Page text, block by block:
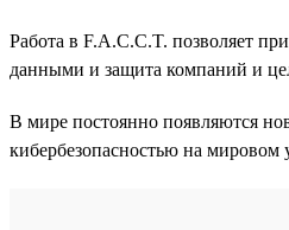
Работа в F.A.C.C.T. позволяет
данными и защита компаний и
В мире постоянно появляются
кибербезопасностью на мировом